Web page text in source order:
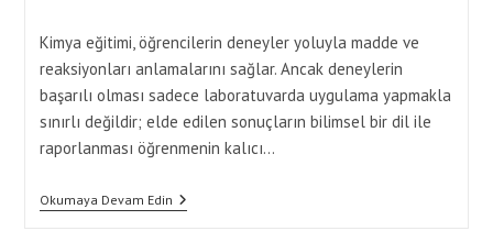
Kimya eğitimi, öğrencilerin deneyler yoluyla madde ve
reaksiyonları anlamalarını sağlar. Ancak deneylerin
başarılı olması sadece laboratuvarda uygulama yapmakla
sınırlı değildir; elde edilen sonuçların bilimsel bir dil ile
raporlanması öğrenmenin kalıcı…
Okumaya Devam EdinKimya